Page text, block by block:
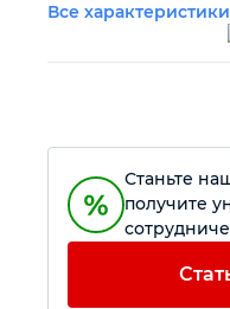
Силовое
Все характеристики
Станьте
получите